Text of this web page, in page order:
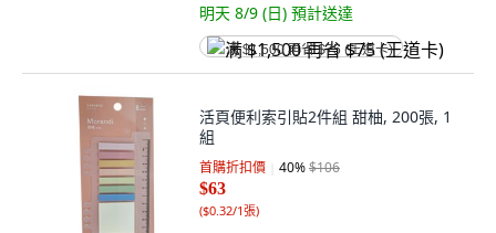
明天 8/9 (日) 預計送達
满 $1,500 再省 $75 (王道卡)
活頁便利索引貼2件組 甜柚, 200張, 1
組
首購折扣價 40%$106
$63
($0.32/1張)